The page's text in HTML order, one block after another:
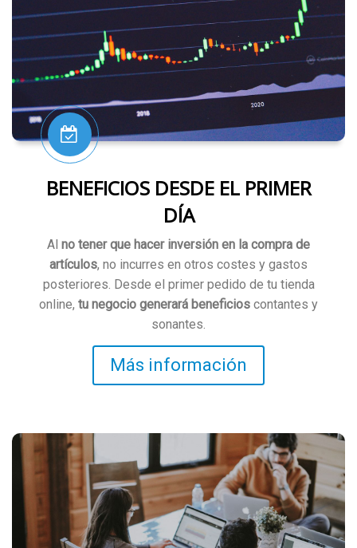
BENEFICIOS DESDE EL PRIMER
DÍA
Al no tener que hacer inversión en la compra de
artículos, no incurres en otros costes y gastos
posteriores. Desde el primer pedido de tu tienda
online, tu negocio generará beneficios contantes y
sonantes.
Más información